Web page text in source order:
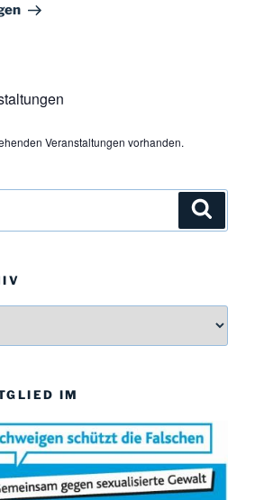
Veranstaltungen vorhanden.
IM